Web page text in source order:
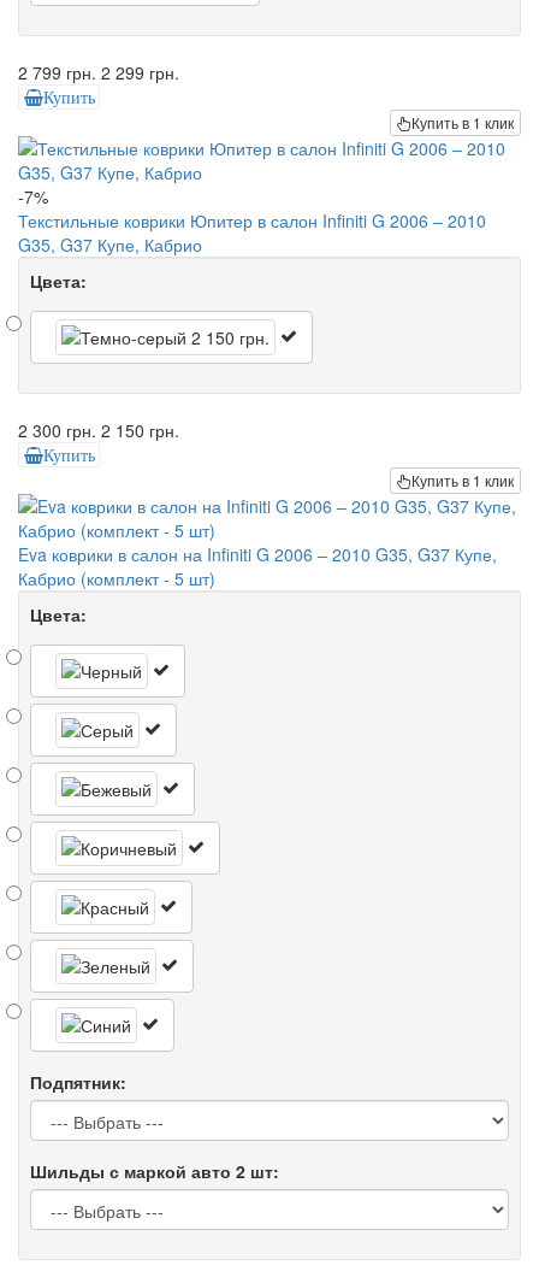
2 799 грн. 2 299 грн.
Купить
Купить в 1 клик
-7%
Текстильные коврики Юпитер в салон Infiniti G 2006 – 2010
G35, G37 Купе, Кабрио
Цвета:
2 300 грн. 2 150 грн.
Купить
Купить в 1 клик
Eva коврики в салон на Infiniti G 2006 – 2010 G35, G37 Купе,
Кабрио (комплект - 5 шт)
Цвета:
Подпятник:
Шильды с маркой авто 2 шт: